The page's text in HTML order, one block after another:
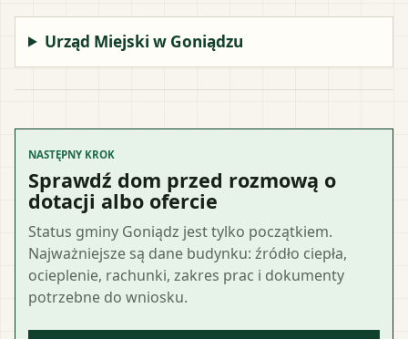
Urząd Miejski w Goniądzu
NASTĘPNY KROK
Sprawdź dom przed rozmową o
dotacji albo ofercie
Status gminy Goniądz jest tylko początkiem.
Najważniejsze są dane budynku: źródło ciepła,
ocieplenie, rachunki, zakres prac i dokumenty
potrzebne do wniosku.